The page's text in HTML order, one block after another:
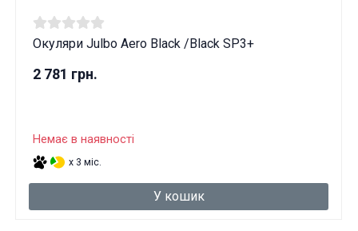
Окуляри Julbo Aero Black /Black SP3+
2 781 грн.
Немає в наявності
x 3 міс.
У кошик